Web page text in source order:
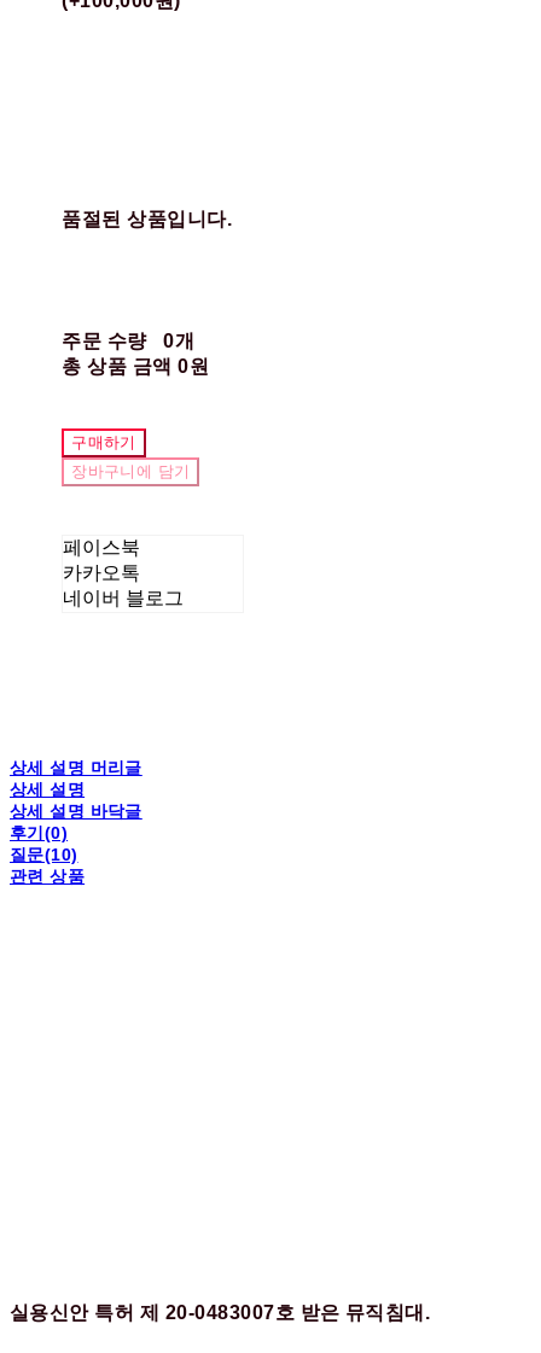
품절된 상품입니다.
주문 수량
0개
총 상품 금액 0원
구매하기
장바구니에 담기
페이스북
카카오톡
네이버 블로그
상세 설명 머리글
상세 설명
상세 설명 바닥글
후기(0)
질문(10)
관련 상품
실용신안 특허 제 20-0483007호 받은 뮤직침대.